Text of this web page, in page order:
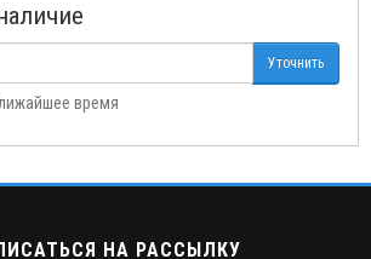
Уточнить
время
НА РАССЫЛКУ